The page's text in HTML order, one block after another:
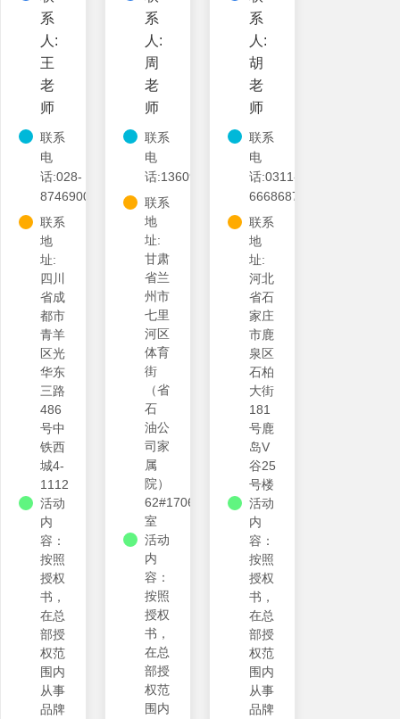
系
人:
王
老
师
联系
电
话:028-
87469001
联系
地
址:
四川
省成
都市
青羊
区光
华东
三路
486
号中
铁西
城4-
1112
活动
内
容：
按照
授权
书，
在总
部授
权范
围内
从事
品牌
系
人:
周
老
师
联系
电
话:13609370767
联系
地
址:
甘肃
省兰
州市
七里
河区
体育
街
（省
石
油公
司家
属
院）
62#1706
室
活动
内
容：
按照
授权
书，
在总
部授
权范
围内
系
人:
胡
老
师
联系
电
话:0311-
66686879
联系
地
址:
河北
省石
家庄
市鹿
泉区
石柏
大街
181
号鹿
岛V
谷25
号楼
活动
内
容：
按照
授权
书，
在总
部授
权范
围内
从事
品牌